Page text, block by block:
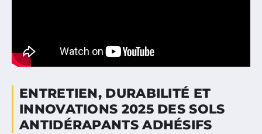
ENTRETIEN, DURABILITÉ ET
INNOVATIONS 2025 DES SOLS
ANTIDÉRAPANTS ADHÉSIFS